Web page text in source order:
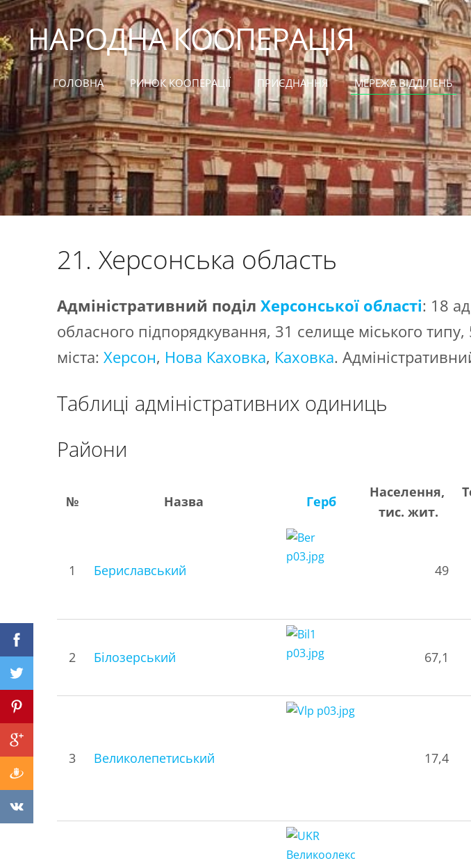
НАРОДНА КООПЕРАЦІЯ
ГОЛОВНА РИНОК КООПЕРАЦІЇ ПРИЄДНАННЯ МЕРЕЖА ВІДДІЛЕНЬ
21. Херсонська область
Адміністративний поділ Херсонської області: 18
обласного підпорядкування, 31 селище міського
міста: Херсон, Нова Каховка, Каховка.
Таблиці адміністративних одиниць
Райони
№ Назва Герб
Населення,
тис. жит.
1 Бериславський 49
2 Білозерський 67,1
3 Великолепетиський 17,4